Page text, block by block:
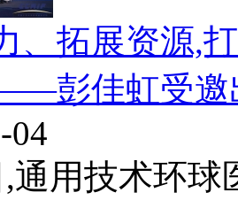
、拓展资源,
彭佳虹受邀
04
,通用技术环